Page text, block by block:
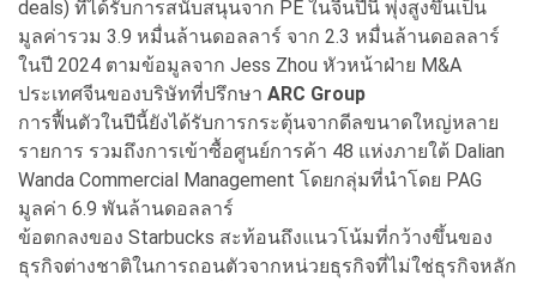
deals) ที่ได้รับการสนับสนุนจาก PE ในจีนปีนี้ พุ่งสูงขึ้นเป็น
มูลค่ารวม 3.9 หมื่นล้านดอลลาร์ จาก 2.3 หมื่นล้านดอลลาร์
ในปี 2024 ตามข้อมูลจาก Jess Zhou หัวหน้าฝ่าย M&A
ประเทศจีนของบริษัทที่ปรึกษา ARC Group
การฟื้นตัวในปีนี้ยังได้รับการกระตุ้นจากดีลขนาดใหญ่หลาย
รายการ รวมถึงการเข้าซื้อศูนย์การค้า 48 แห่งภายใต้ Dalian
Wanda Commercial Management โดยกลุ่มที่นำโดย PAG
มูลค่า 6.9 พันล้านดอลลาร์
ข้อตกลงของ Starbucks สะท้อนถึงแนวโน้มที่กว้างขึ้นของ
ธุรกิจต่างชาติในการถอนตัวจากหน่วยธุรกิจที่ไม่ใช่ธุรกิจหลัก